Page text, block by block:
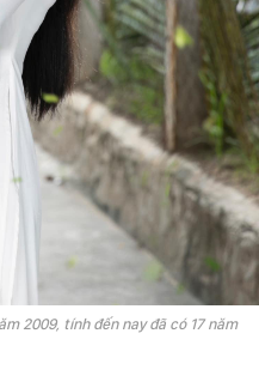
2009, tính đến nay đã có 17 năm